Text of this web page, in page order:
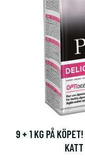
9 + 1 KG PÅ